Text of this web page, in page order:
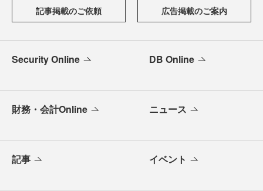
記事掲載のご依頼 広告掲載のご案内
Security Online DB Online
財務・会計Online ニュース
記事 イベント